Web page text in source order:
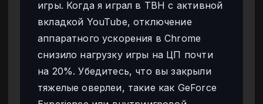
игры. Когда я играл в TBH с активной
вкладкой YouTube, отключение
аппаратного ускорения в Chrome
снизило нагрузку игры на ЦП почти
на 20%. Убедитесь, что вы закрыли
тяжелые оверлеи, такие как GeForce